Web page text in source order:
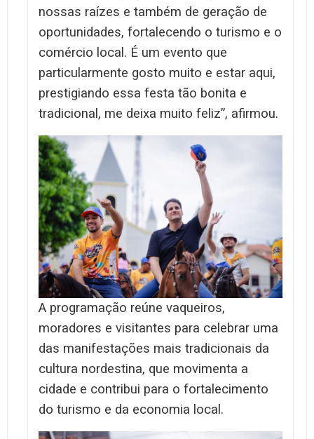
nossas raízes e também de geração de
oportunidades, fortalecendo o turismo e o
comércio local. É um evento que
particularmente gosto muito e estar aqui,
prestigiando essa festa tão bonita e
tradicional, me deixa muito feliz”, afirmou.
A programação reúne vaqueiros,
moradores e visitantes para celebrar uma
das manifestações mais tradicionais da
cultura nordestina, que movimenta a
cidade e contribui para o fortalecimento
do turismo e da economia local.